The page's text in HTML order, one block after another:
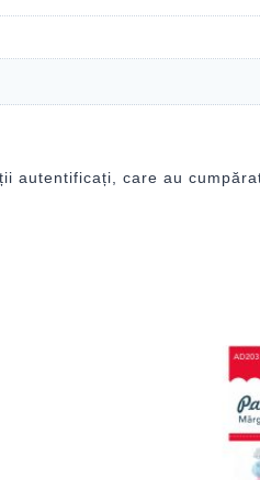
autentificați, care au